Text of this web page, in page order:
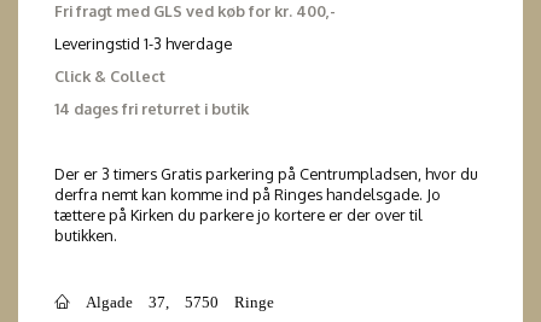
Fri fragt med GLS ved køb for kr. 400,-
Leveringstid 1-3 hverdage
Click & Collect
14 dages fri returret i butik
Der er 3 timers Gratis parkering på Centrumpladsen, hvor du
derfra nemt kan komme ind på Ringes handelsgade. Jo
tættere på Kirken du parkere jo kortere er der over til
butikken.
Algade 37, 5750 Ringe